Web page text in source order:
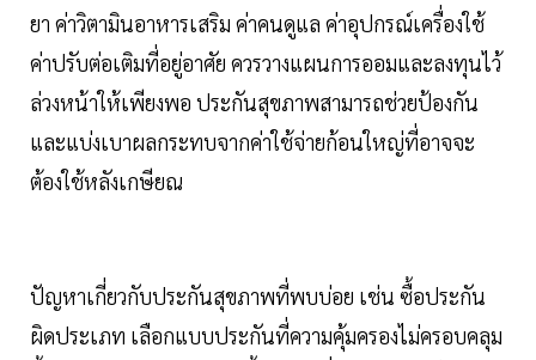
ยา ค่าวิตามินอาหารเสริม ค่าคนดูแล ค่าอุปกรณ์เครื่องใช้
ค่าปรับต่อเติมที่อยู่อาศัย ควรวางแผนการออมและลงทุนไว้
ล่วงหน้าให้เพียงพอ ประกันสุขภาพสามารถช่วยป้องกัน
และแบ่งเบาผลกระทบจากค่าใช้จ่ายก้อนใหญ่ที่อาจจะ
ต้องใช้หลังเกษียณ
ปัญหาเกี่ยวกับประกันสุขภาพที่พบบ่อย เช่น ซื้อประกัน
ผิดประเภท เลือกแบบประกันที่ความคุ้มครองไม่ครอบคลุม